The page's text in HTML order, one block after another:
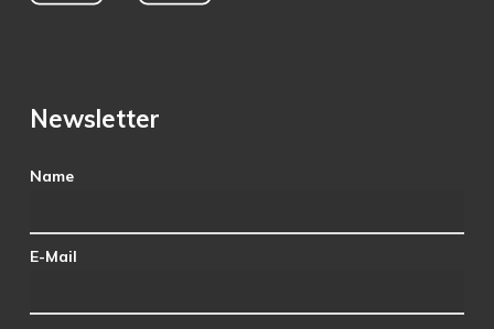
Newsletter
Name
E-Mail